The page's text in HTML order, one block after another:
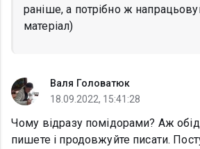
раніше, а потрібно ж
матеріал)
Валя Головатюк
18.09.2022, 15:41:28
Чому відразу помідорами? Аж
пишете і продовжуйте писати.